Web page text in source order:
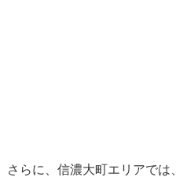
さらに、信濃大町エリアでは